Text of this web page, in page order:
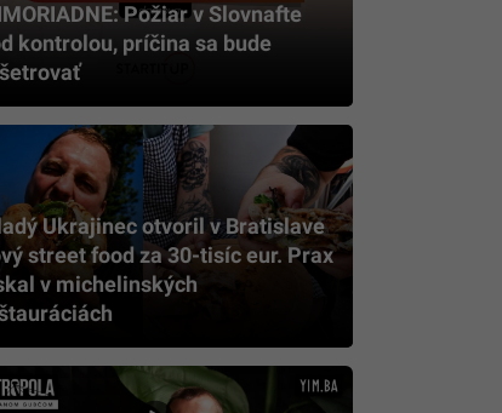
Požiar v Slovnafte
kontrolou, príčina sa bude
Ukrajinec otvoril v Bratislave
street food za 30-tisíc eur. Prax
v michelinských